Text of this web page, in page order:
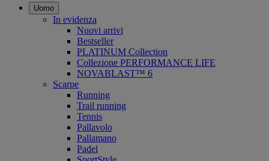
Uomo
In evidenza
Nuovi arrivi
Bestseller
PLATINUM Collection
Collezione PERFORMANCE LIFE
NOVABLAST™ 6
Scarpe
Running
Trail running
Tennis
Pallavolo
Pallamano
Padel